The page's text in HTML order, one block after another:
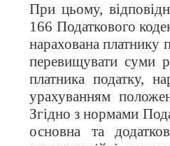
При цьому,
166 Податкового
нарахована платнику
перевищувати суми
платника податку,
урахуванням
Згідно з нормами
основна та